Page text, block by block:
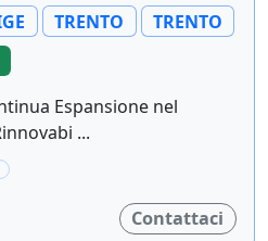
TRENTO
TRENTO
Espansione nel
...
Contattaci